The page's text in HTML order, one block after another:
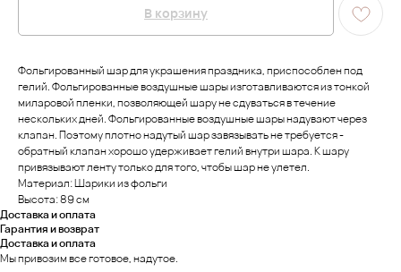
В корзину
Фольгированный шар для украшения праздника, приспособлен под
гелий. Фольгированные воздушные шары изготавливаются из тонкой
миларовой пленки, позволяющей шару не сдуваться в течение
нескольких дней. Фольгированные воздушные шары надувают через
клапан. Поэтому плотно надутый шар завязывать не требуется -
обратный клапан хорошо удерживает гелий внутри шара. К шару
привязывают ленту только для того, чтобы шар не улетел.
Материал: Шарики из фольги
Высота: 89 см
Доставка и оплата
Гарантия и возврат
Доставка и оплата
Мы привозим все готовое, надутое.